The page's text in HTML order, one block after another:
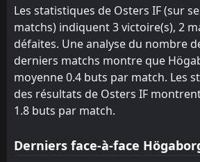
FT
13:00
14Feb
Mjallby AIF
Osters IF
FT
13:00
07Feb
Orgryte IS
Osters IF
FT
13:00
Feb
Sarpsborg 08 FF
Osters IF
FT
16:00
Osters IF
Les statistiques de Osters IF (sur
matchs) indiquent 3 victoire(s), 2
défaites. Une analyse du nombre
derniers matchs montre que
moyenne 0.4 buts par match. Les
des résultats de Osters IF
1.8 buts par match.
Derniers face-à-face